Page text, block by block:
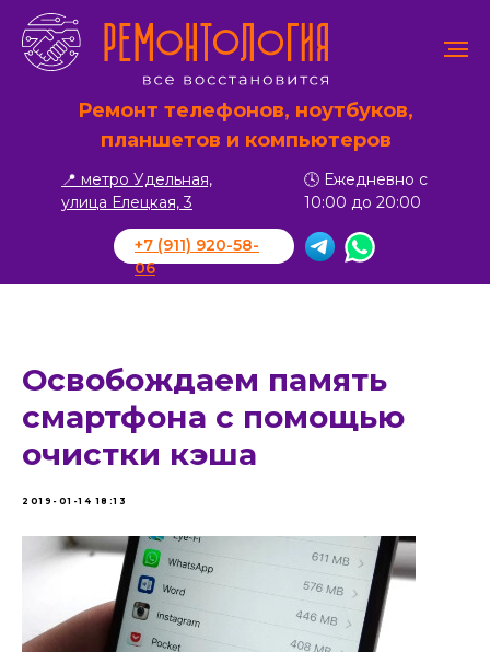
📍 метро Удельная,
улица Елецкая, 3
🕓 Ежедневно с
10:00 до 20:00
Ремонт телефонов, ноутбуков,
планшетов и компьютеров
+7 (911) 920-58-
06
Освобождаем память
смартфона с помощью
очистки кэша
2019-01-14 18:13